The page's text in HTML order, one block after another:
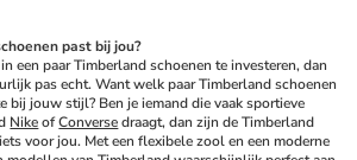
past bij jou?
een paar Timberland schoenen te investeren, dan
pas echt. Want welk paar Timberland schoenen
bij jouw stijl? Ben je iemand die vaak sportieve
Nike of Converse draagt, dan zijn de Timberland
voor jou. Met een flexibele zool en een moderne